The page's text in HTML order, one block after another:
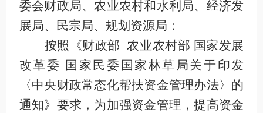
委会财政局、农业农村和水利局、经济发
展局、民宗局、规划资源局：
按照《财政部 农业农村部 国家发展
改革委 国家民委国家林草局关于印发
〈中央财政常态化帮扶资金管理办法〉 的
通知》要求，为加强资金管理，提高资金